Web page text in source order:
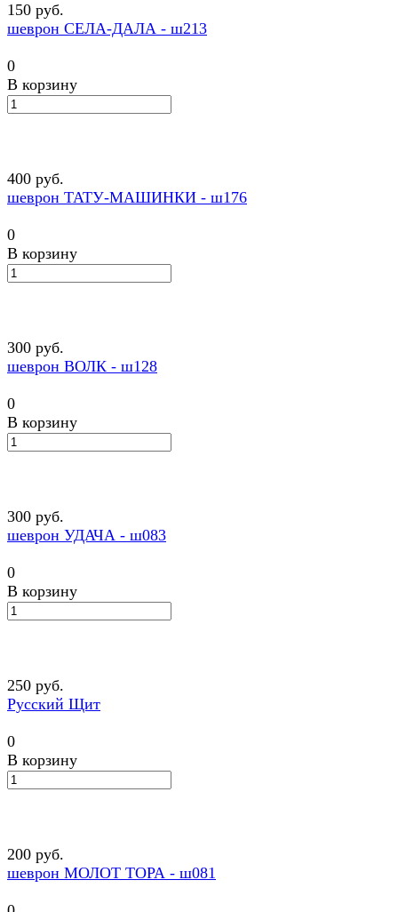
150 руб.
шеврон СЕЛА-ДАЛА - ш213
0
В корзину
400 руб.
шеврон ТАТУ-МАШИНКИ - ш176
0
В корзину
300 руб.
шеврон ВОЛК - ш128
0
В корзину
300 руб.
шеврон УДАЧА - ш083
0
В корзину
250 руб.
Русский Щит
0
В корзину
200 руб.
шеврон МОЛОТ ТОРА - ш081